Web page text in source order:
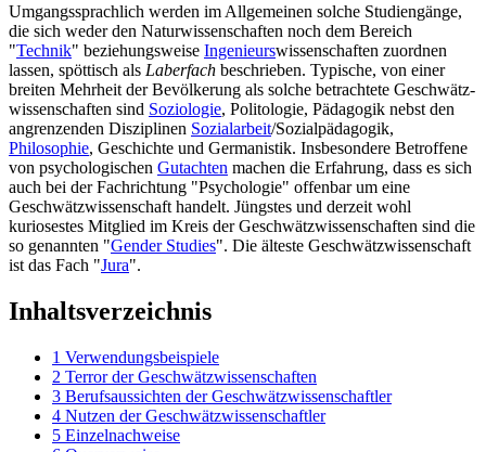
Umgangssprachlich werden im Allgemeinen solche Studiengänge,
die sich weder den Natur­wissen­schaften noch dem Bereich
"Technik" beziehungsweise Ingenieurs­wissen­schaften zuordnen
lassen, spöttisch als Laberfach beschrieben. Typische, von einer
breiten Mehrheit der Bevölkerung als solche betrachtete Geschwätz­
wissen­schaften sind Soziologie, Politologie, Pädagogik nebst den
angrenzenden Disziplinen Sozial­arbeit/Sozial­pädagogik,
Philosophie, Geschichte und Germanistik. Insbesondere Betroffene
von psychologischen Gutachten machen die Erfahrung, dass es sich
auch bei der Fachrichtung "Psychologie" offenbar um eine
Geschwätz­wissen­schaft handelt. Jüngstes und derzeit wohl
kuriosestes Mitglied im Kreis der Geschwätz­wissen­schaften sind die
so genannten "Gender Studies". Die älteste Geschwätz­wissen­schaft
ist das Fach "Jura".
Inhaltsverzeichnis
1 Verwendungsbeispiele
2 Terror der Geschwätzwissenschaften
3 Berufsaussichten der Geschwätzwissenschaftler
4 Nutzen der Geschwätzwissenschaftler
5 Einzelnachweise